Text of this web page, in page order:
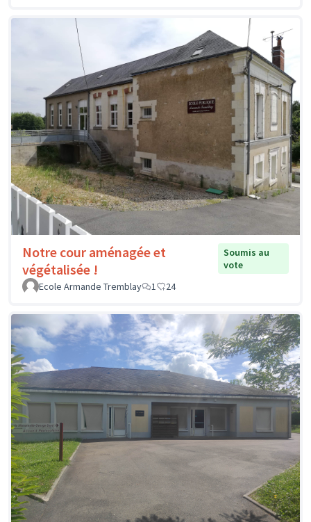
Notre cour aménagée et
végétalisée !
Soumis au
vote
Ecole Armande Tremblay
1 24